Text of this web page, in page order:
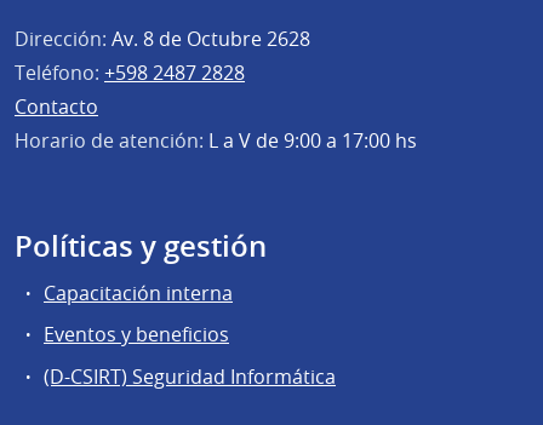
Dirección: Av. 8 de Octubre 2628
Teléfono: +598 2487 2828
Contacto
Horario de atención: L a V de 9:00 a 17:00 hs
Políticas y gestión
Capacitación interna
Eventos y beneficios
(D-CSIRT) Seguridad Informática